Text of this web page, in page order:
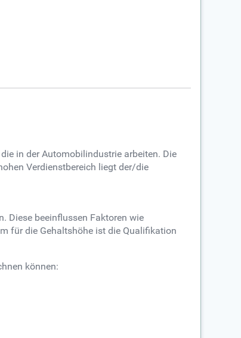
in der Automobilindustrie arbeiten. Die
Verdienstbereich liegt der/die
Diese beeinflussen Faktoren wie
für die Gehaltshöhe ist die Qualifikation
können: